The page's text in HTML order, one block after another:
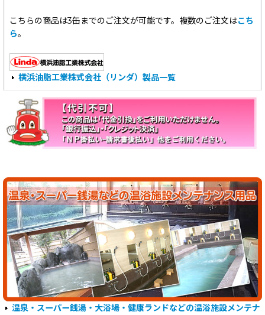
こちらの商品は3缶までのご注文が可能です。複数のご注文はこち
ら。
横浜油脂工業株式会社（リンダ）製品一覧
温泉・スーパー銭湯・大浴場・健康ランドなどの温浴施設メンテナ